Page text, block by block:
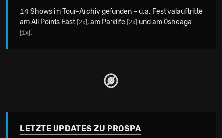
14 Shows imTour-Archivgefunden – u.a. Festivalauftritte
am All Points East [2x] , am Parklife [2x] und am Osheaga
[1x] .
LETZTE UPDATES ZU PROSPA